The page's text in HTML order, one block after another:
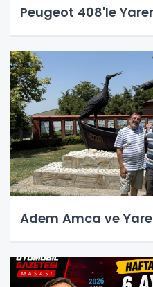
Peugeot 408'le
Adem Amca ve